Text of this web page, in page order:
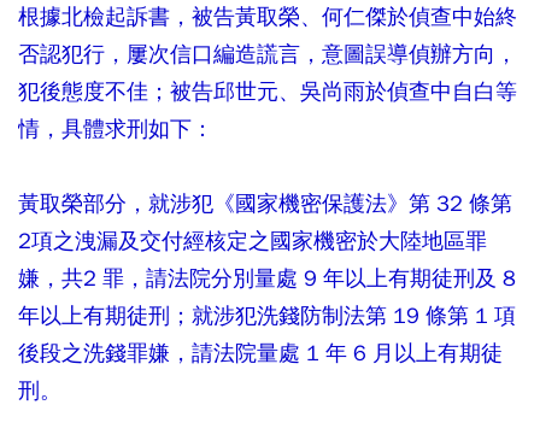
根據北檢起訴書，被告黃取榮、何仁傑於偵查中始終
否認犯行，屢次信口編造謊言，意圖誤導偵辦方向，
犯後態度不佳；被告邱世元、吳尚雨於偵查中自白等
情，具體求刑如下：
黃取榮部分，就涉犯《國家機密保護法》第 32 條第
2項之洩漏及交付經核定之國家機密於大陸地區罪
嫌，共2 罪，請法院分別量處 9 年以上有期徒刑及 8
年以上有期徒刑；就涉犯洗錢防制法第 19 條第 1 項
後段之洗錢罪嫌，請法院量處 1 年 6 月以上有期徒
刑。